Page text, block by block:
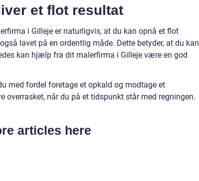
et flot resultat
i Gilleje er naturligvis, at du kan opnå et flot
lavet på en ordentlig måde. Dette betyder, at du kan
kan hjælp fra dit malerfirma i Gilleje være en god
med fordel foretage et opkald og modtage et
overrasket, når du på et tidspunkt står med regningen.
articles here